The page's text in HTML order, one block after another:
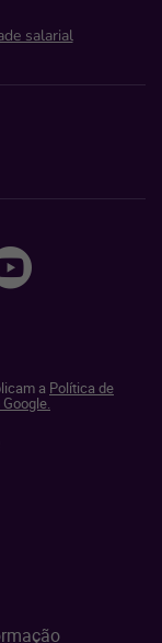
salarial
a Política de